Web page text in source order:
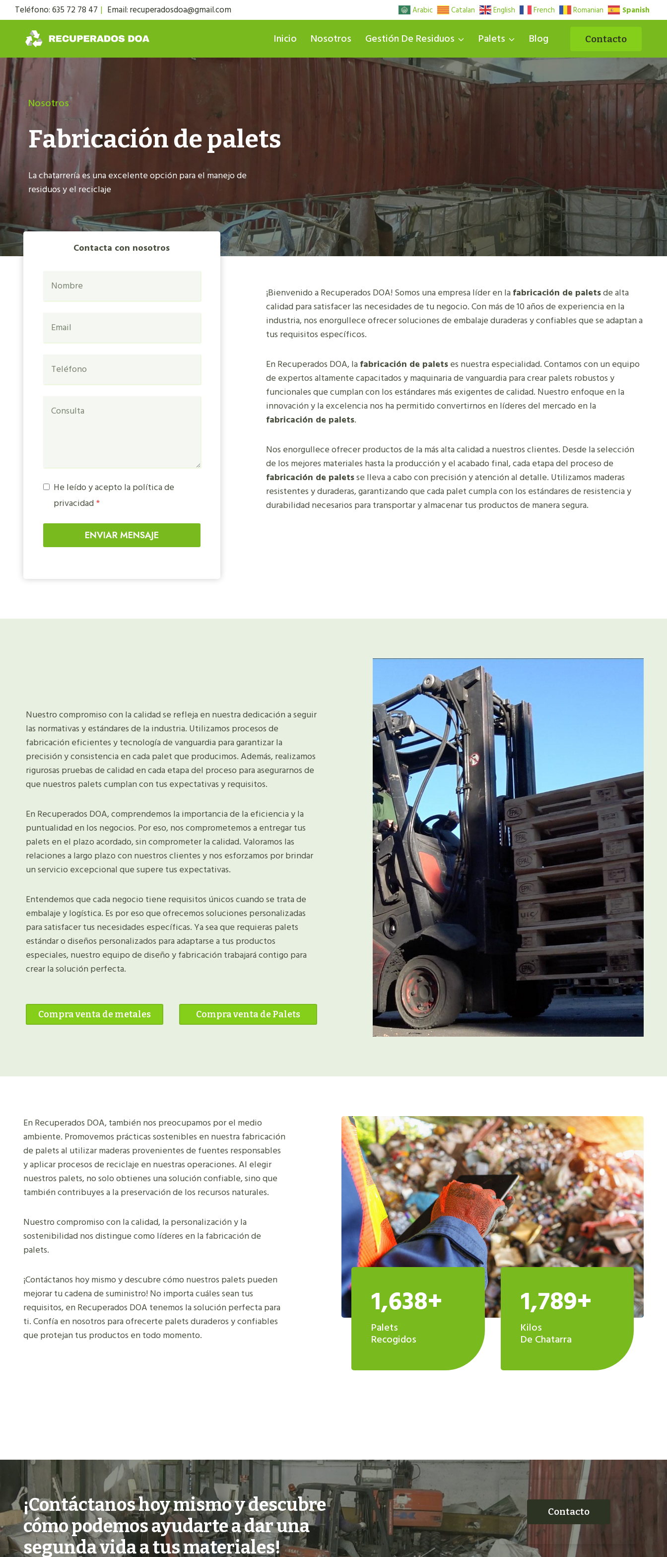
Saltar
al
contenido
Teléfono: 635 72 78 47 | Email: recuperadosdoa@gmail.com Arabic Catalan English French Romanian Spanish
Inicio Nosotros Gestión De Residuos Palets Blog Contacto
Nosotros
Fabricación de palets
La chatarrería es una excelente opción para el manejo de
residuos y el reciclaje
Contacta con nosotros
He leído y acepto la política de
privacidad*
ENVIAR MENSAJE
¡Bienvenido a Recuperados DOA! Somos una empresa líder en lafabricación de paletsde alta
calidad para satisfacer las necesidades de tu negocio. Con más de 10 años de experiencia en la
industria, nos enorgullece ofrecer soluciones de embalaje duraderas y confiables que se adaptan a
tus requisitos específicos.
En Recuperados DOA, lafabricación de paletses nuestra especialidad. Contamos con un equipo
de expertos altamente capacitados y maquinaria de vanguardia para crear palets robustos y
funcionales que cumplan con los estándares más exigentes de calidad. Nuestro enfoque en la
innovación y la excelencia nos ha permitido convertirnos en líderes del mercado en la
fabricación de palets.
Nos enorgullece ofrecer productos de la más alta calidad a nuestros clientes. Desde la selección
de los mejores materiales hasta la producción y el acabado final, cada etapa del proceso de
fabricación de paletsse lleva a cabo con precisión y atención al detalle. Utilizamos maderas
resistentes y duraderas, garantizando que cada palet cumpla con los estándares de resistencia y
durabilidad necesarios para transportar y almacenar tus productos de manera segura.
Nuestro compromiso con la calidad se refleja en nuestra dedicación a seguir
las normativas y estándares de la industria. Utilizamos procesos de
fabricación eficientes y tecnología de vanguardia para garantizar la
precisión y consistencia en cada palet que producimos. Además, realizamos
rigurosas pruebas de calidad en cada etapa del proceso para asegurarnos de
que nuestros palets cumplan con tus expectativas y requisitos.
En Recuperados DOA, comprendemos la importancia de la eficiencia y la
puntualidad en los negocios. Por eso, nos comprometemos a entregar tus
palets en el plazo acordado, sin comprometer la calidad. Valoramos las
relaciones a largo plazo con nuestros clientes y nos esforzamos por brindar
un servicio excepcional que supere tus expectativas.
Entendemos que cada negocio tiene requisitos únicos cuando se trata de
embalaje y logística. Es por eso que ofrecemos soluciones personalizadas
para satisfacer tus necesidades específicas. Ya sea que requieras palets
estándar o diseños personalizados para adaptarse a tus productos
especiales, nuestro equipo de diseño y fabricación trabajará contigo para
crear la solución perfecta.
Compra venta de metales Compra venta de Palets
En Recuperados DOA, también nos preocupamos por el medio
ambiente. Promovemos prácticas sostenibles en nuestra fabricación
de palets al utilizar maderas provenientes de fuentes responsables
y aplicar procesos de reciclaje en nuestras operaciones. Al elegir
nuestros palets, no solo obtienes una solución confiable, sino que
también contribuyes a la preservación de los recursos naturales.
Nuestro compromiso con la calidad, la personalización y la
sostenibilidad nos distingue como líderes en la fabricación de
palets.
¡Contáctanos hoy mismo y descubre cómo nuestros palets pueden
mejorar tu cadena de suministro! No importa cuáles sean tus
requisitos, en Recuperados DOA tenemos la solución perfecta para
ti. Confía en nosotros para ofrecerte palets duraderos y confiables
que protejan tus productos en todo momento.
1,638+
Palets
Recogidos
1,789+
Kilos
De Chatarra
¡Contáctanos hoy mismo y descubre
cómo podemos ayudarte a dar una
segunda vida a tus materiales!
Contacto